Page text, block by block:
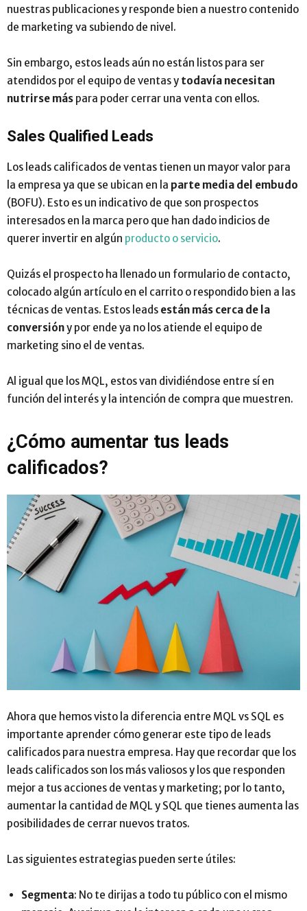
nuestras publicaciones y responde bien a nuestro contenido
de marketing va subiendo de nivel.
Sin embargo, estos leads aún no están listos para ser
atendidos por el equipo de ventas y todavía necesitan
nutrirse más para poder cerrar una venta con ellos.
Sales Qualified Leads
Los leads calificados de ventas tienen un mayor valor para
la empresa ya que se ubican en la parte media del embudo
(BOFU). Esto es un indicativo de que son prospectos
interesados en la marca pero que han dado indicios de
querer invertir en algún producto o servicio.
Quizás el prospecto ha llenado un formulario de contacto,
colocado algún artículo en el carrito o respondido bien a las
técnicas de ventas. Estos leads están más cerca de la
conversióny por ende ya no los atiende el equipo de
marketing sino el de ventas.
Al igual que los MQL, estos van dividiéndose entre sí en
función del interés y la intención de compra que muestren.
¿Cómo aumentar tus leads
calificados?
Ahora que hemos visto la diferencia entre MQL vs SQL es
importante aprender cómo generar este tipo de leads
calificados para nuestra empresa. Hay que recordar que los
leads calificados son los más valiosos y los que responden
mejor a tus acciones de ventas y marketing; por lo tanto,
aumentar la cantidad de MQL y SQL que tienes aumenta las
posibilidades de cerrar nuevos tratos.
Las siguientes estrategias pueden serte útiles:
Segmenta: No te dirijas a todo tu público con el mismo